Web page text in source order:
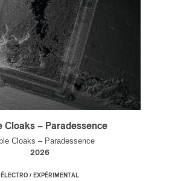
Cloaks – Paradessence
Cloaks – Paradessence
2026
ÉLECTRO / EXPÉRIMENTAL